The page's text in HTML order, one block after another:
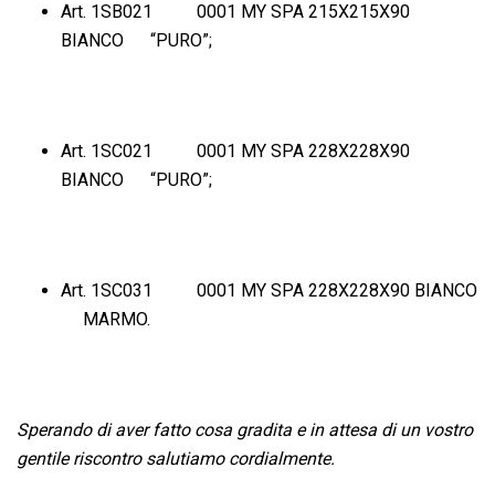
Art. 1SB021 0001 MY SPA 215X215X90
BIANCO “PURO”;
Art. 1SC021 0001 MY SPA 228X228X90
BIANCO “PURO”;
Art. 1SC031 0001 MY SPA 228X228X90 BIANCO
MARMO.
Sperando di aver fatto cosa gradita e in attesa di un vostro
gentile riscontro salutiamo cordialmente.